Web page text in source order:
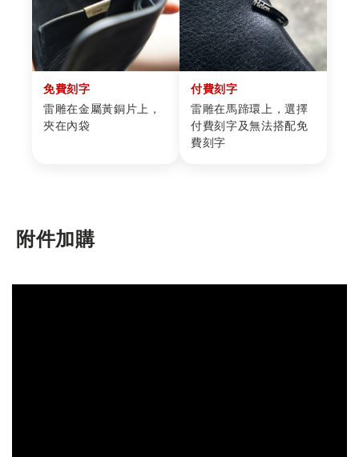
免費刻字
雷雕在金屬黃銅片上，
夾在內袋
付費刻字
雷雕在馬蹄環上，選擇
付費刻字及無法搭配免
費刻字
附件加購